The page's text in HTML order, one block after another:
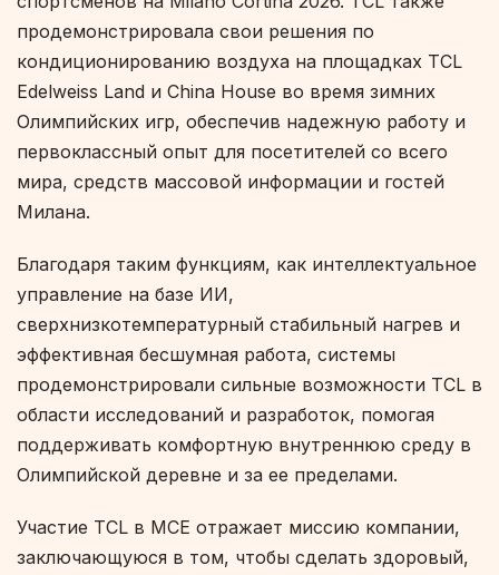
продемонстрировала свои решения по
кондиционированию воздуха на площадках TCL
Edelweiss Land и China House во время зимних
Олимпийских игр, обеспечив надежную работу и
первоклассный опыт для посетителей со всего
мира, средств массовой информации и гостей
Милана.
Благодаря таким функциям, как интеллектуальное
управление на базе ИИ,
сверхнизкотемпературный стабильный нагрев и
эффективная бесшумная работа, системы
продемонстрировали сильные возможности TCL в
области исследований и разработок, помогая
поддерживать комфортную внутреннюю среду в
Олимпийской деревне и за ее пределами.
Участие TCL в MCE отражает миссию компании,
заключающуюся в том, чтобы сделать здоровый,